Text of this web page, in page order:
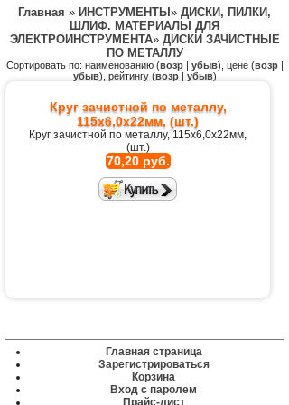
Главная » ИНСТРУМЕНТЫ » ДИСКИ, ПИЛКИ,
ШЛИФ. МАТЕРИАЛЫ ДЛЯ
ЭЛЕКТРОИНСТРУМЕНТА» ДИСКИ ЗАЧИСТНЫЕ
ПО МЕТАЛЛУ
Сортировать по: наименованию (возр| убыв), цене (возр|
убыв), рейтингу (возр| убыв)
Круг зачистной по металлу,
115х6,0х22мм, (шт.)
Круг зачистной по металлу, 115х6,0х22мм,
(шт.)
70,20 руб.
Главная страница
Зарегистрироваться
Корзина
Вход с паролем
Прайс-лист